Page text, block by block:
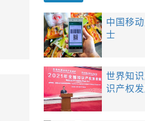
中国移
士
世界知
识产权